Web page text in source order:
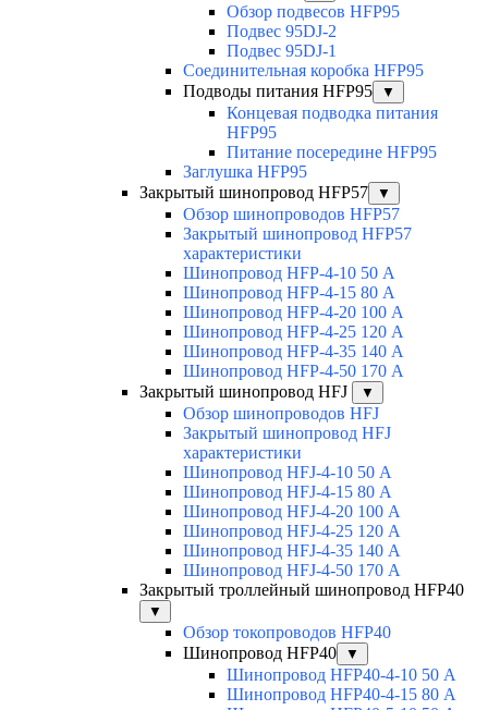
Обзор подвесов HFP95
Подвес 95DJ-2
Подвес 95DJ-1
Соединительная коробка HFP95
Подводы питания HFP95
▼
Концевая подводка питания
HFP95
Питание посередине HFP95
Заглушка HFP95
Закрытый шинопровод HFP57
▼
Обзор шинопроводов HFP57
Закрытый шинопровод HFP57
характеристики
Шинопровод HFP-4-10 50 А
Шинопровод HFP-4-15 80 А
Шинопровод HFP-4-20 100 А
Шинопровод HFP-4-25 120 А
Шинопровод HFP-4-35 140 А
Шинопровод HFP-4-50 170 А
Закрытый шинопровод HFJ
▼
Обзор шинопроводов HFJ
Закрытый шинопровод HFJ
характеристики
Шинопровод HFJ-4-10 50 А
Шинопровод HFJ-4-15 80 А
Шинопровод HFJ-4-20 100 А
Шинопровод HFJ-4-25 120 А
Шинопровод HFJ-4-35 140 А
Шинопровод HFJ-4-50 170 А
Закрытый троллейный шинопровод HFP40
▼
Обзор токопроводов HFP40
Шинопровод HFP40
▼
Шинопровод HFP40-4-10 50 А
Шинопровод HFP40-4-15 80 А